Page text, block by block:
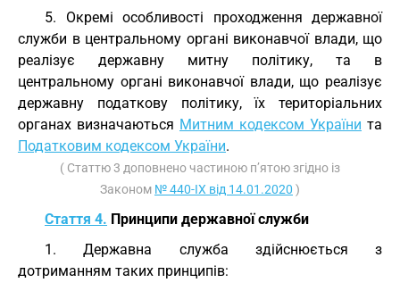
5. Окремі особливості проходження державної
служби в центральному органі виконавчої влади, що
реалізує державну митну політику, та в
центральному органі виконавчої влади, що реалізує
державну податкову політику, їх територіальних
органах визначаються Митним кодексом України та
Податковим кодексом України.
( Статтю 3 доповнено частиною п’ятою згідно із
Законом № 440-IX від 14.01.2020 )
Стаття 4. Принципи державної служби
1. Державна служба здійснюється з
дотриманням таких принципів: